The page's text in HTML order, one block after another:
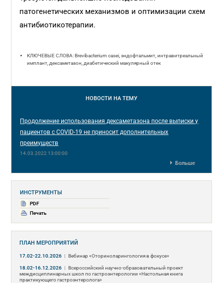
патогенетических механизмов и оптимизации схем
антибиотикотерапии.
КЛЮЧЕВЫЕ СЛОВА: Brevibacterium casei, эндофтальмит, интравитреальный
имплант, дексаметазон, диабетический макулярный отек
НОВОСТИ НА ТЕМУ
Продолжение использования дексаметазона после выписки у
пациентов с COVID-19 не приносит дополнительных
преимуществ
14.03.2022 13:00:00
Больше
ИНСТРУМЕНТЫ
PDF
Печать
ПЛАН МЕРОПРИЯТИЙ
17.02-22.10.2026 | Вебинар «Оториноларингология в фокусе»
18.02-16.12.2026 | Всероссийский научно-образовательный проект
междисциплинарных школ по гастроэнтерологии «Настольная книга
практикующего гастроэнтеролога»